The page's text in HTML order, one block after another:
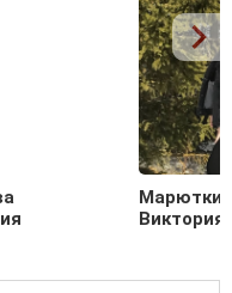
Виктория